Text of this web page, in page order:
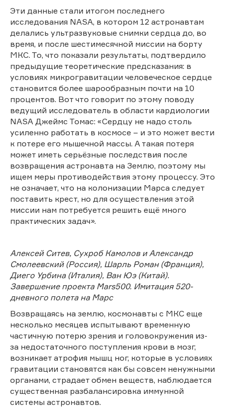
Эти данные стали итогом последнего
исследования NASA, в котором 12 астронавтам
делались ультразвуковые снимки сердца до, во
время, и после шестимесячной миссии на борту
МКС. То, что показали результаты, подтвердило
предыдущие теоретические предсказания: в
условиях микрогравитации человеческое сердце
становится более шарообразным почти на 10
процентов. Вот что говорит по этому поводу
ведущий исследователь в области кардиологии
NASA Джеймс Томас: «Сердцу не надо столь
усиленно работать в космосе – и это может вести
к потере его мышечной массы. А такая потеря
может иметь серьёзные последствия после
возвращения астронавта на Землю, поэтому мы
ищем меры противодействия этому процессу. Это
не означает, что на колонизации Марса следует
поставить крест, но для осуществления этой
миссии нам потребуется решить ещё много
практических задач».
Алексей Ситев, Сухроб Камолов и Александр
Смолеевский (Россия), Шарль Роман (Франция),
Диего Урбина (Италия), Ван Юэ (Китай).
Завершение проекта Mars500. Имитация 520-
дневного полета на Марс
Возвращаясь на землю, космонавты с МКС еще
несколько месяцев испытывают временную
частичную потерю зрения и головокружения из-
за недостаточного поступления крови в мозг,
возникает атрофия мышц ног, которые в условиях
гравитации становятся как бы совсем ненужными
органами, страдает обмен веществ, наблюдается
существенная разбалансировка иммунной
системы астронавтов.